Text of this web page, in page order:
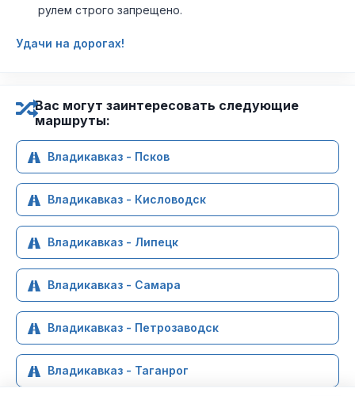
рулем строго запрещено.
Удачи на дорогах!
Вас могут заинтересовать следующие
маршруты:
Владикавказ - Псков
Владикавказ - Кисловодск
Владикавказ - Липецк
Владикавказ - Самара
Владикавказ - Петрозаводск
Владикавказ - Таганрог